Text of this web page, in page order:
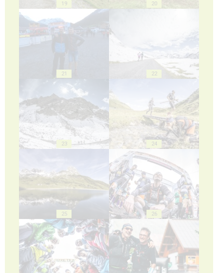
19 20
21 22
23 24
25 26